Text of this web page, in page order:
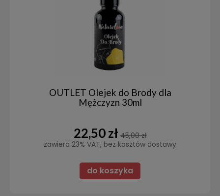
OUTLET Olejek do Brody dla
Mężczyzn 30ml
22,50 zł 45,00 zł
zawiera 23% VAT, bez kosztów dostawy
do koszyka